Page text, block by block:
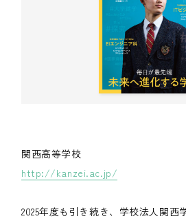
関西高等学校
http://kanzei.ac.jp/
2025年度も引き続き、学校法人関西